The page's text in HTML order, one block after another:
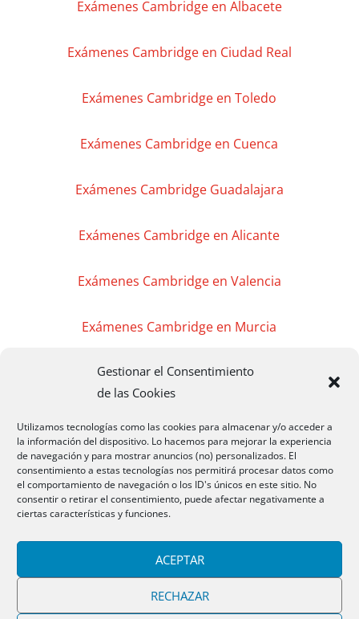
Gestionar el Consentimiento
de las Cookies
Utilizamos tecnologías como las cookies para almacenar y/o acceder a
la información del dispositivo. Lo hacemos para mejorar la experiencia
de navegación y para mostrar anuncios (no) personalizados. El
consentimiento a estas tecnologías nos permitirá procesar datos como
el comportamiento de navegación o los ID's únicos en este sitio. No
consentir o retirar el consentimiento, puede afectar negativamente a
ciertas características y funciones.
ACEPTAR
RECHAZAR
Exámenes Cambridge en Albacete
Exámenes Cambridge en Ciudad Real
Exámenes Cambridge en Toledo
Exámenes Cambridge en Cuenca
Exámenes Cambridge Guadalajara
Exámenes Cambridge en Alicante
Exámenes Cambridge en Valencia
Exámenes Cambridge en Murcia
Exámenes Cambridge en Madrid
Exámenes Cambridge Cáceres
Exámenes Cambridge Mérida
CAMBRIDGEMB 2020 Todos los Derechos
Reservados